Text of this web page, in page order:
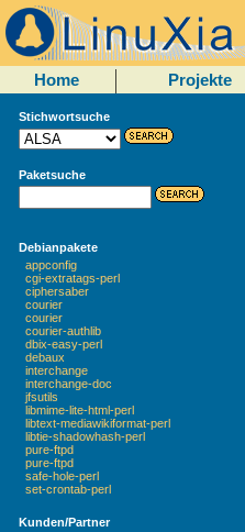
Home Projekte
Stichwortsuche
Paketsuche
Debianpakete
appconfig
cgi-extratags-perl
ciphersaber
courier
courier
courier-authlib
dbix-easy-perl
debaux
interchange
interchange-doc
jfsutils
libmime-lite-html-perl
libtext-mediawikiformat-perl
libtie-shadowhash-perl
pure-ftpd
pure-ftpd
safe-hole-perl
set-crontab-perl
Kunden/Partner